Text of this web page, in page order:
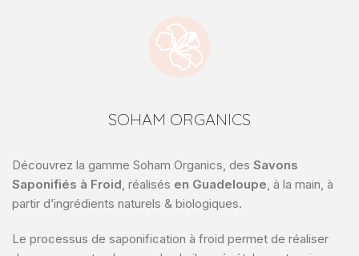
SOHAM ORGANICS
Découvrez la gamme Soham Organics, des Savons
Saponifiés à Froid, réalisés en Guadeloupe, à la main, à
partir d’ingrédients naturels & biologiques.
Le processus de saponification à froid permet de réaliser